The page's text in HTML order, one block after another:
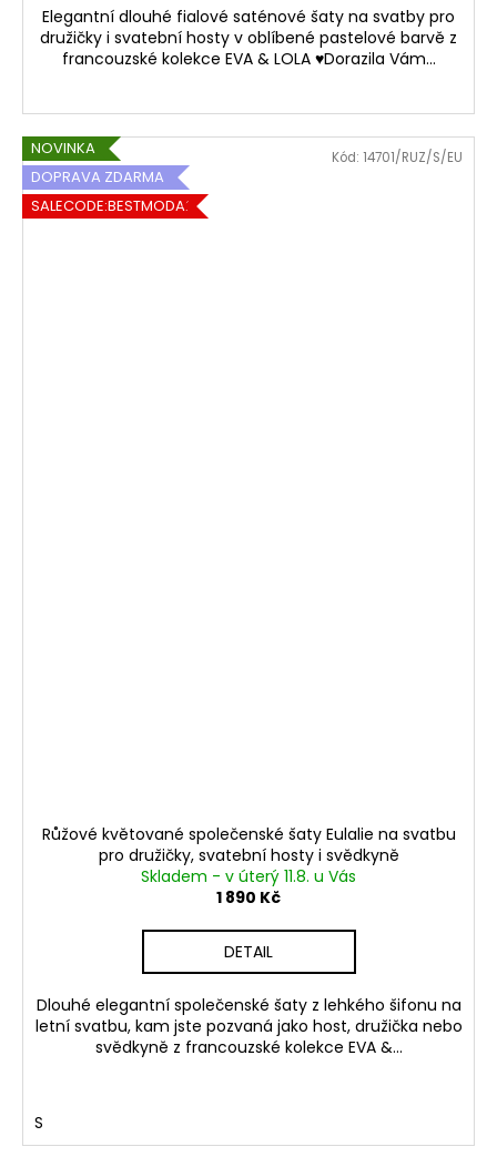
Elegantní dlouhé fialové saténové šaty na svatby pro
družičky i svatební hosty v oblíbené pastelové barvě z
francouzské kolekce EVA & LOLA ♥Dorazila Vám...
NOVINKA
DOPRAVA ZDARMA
SALECODE:BESTMODA20:20:%
Růžové květované společenské šaty Eulalie na svatbu
pro družičky, svatební hosty i svědkyně
Skladem - v úterý 11.8. u Vás
1 890 Kč
DETAIL
Dlouhé elegantní společenské šaty z lehkého šifonu na
letní svatbu, kam jste pozvaná jako host, družička nebo
svědkyně z francouzské kolekce EVA &...
S
Kód: 14701/RUZ/S/EU